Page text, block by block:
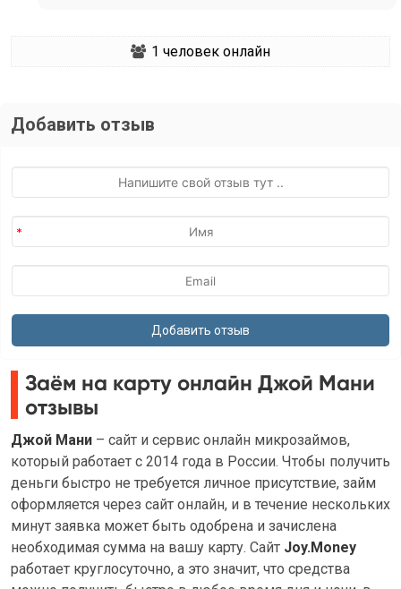
1 человек онлайн
Добавить отзыв
Заём на карту онлайн Джой Мани
отзывы
Джой Мани – сайт и сервис онлайн микрозаймов,
который работает с 2014 года в России. Чтобы получить
деньги быстро не требуется личное присутствие, займ
оформляется через сайт онлайн, и в течение нескольких
минут заявка может быть одобрена и зачислена
необходимая сумма на вашу карту. Сайт Joy.Money
работает круглосуточно, а это значит, что средства